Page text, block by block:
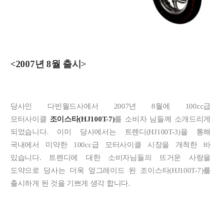
<2007년 8월 출시>
당사인 다빈월드사에서 2007년 8월에 100cc급
모터사이클 조이스타(HJ100T-7)를 소비자 님들께 소개드리게
되었습니다. 이미 당사에서는 트렌디(HJ100T-3)을 통해
국내에서 미약한 100cc급 모터사이클 시장을 개척한 바
있습니다.
트렌디에 대한 소비자님들의 뜨거운 사랑을
도약으로 당사는 더욱 엎그레이드 된 조이스타(HJ100T-7)를
출시하게 된 것을 기쁘게 생각 합니다.